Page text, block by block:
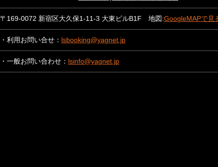
〒169-0072 新宿区大久保1-11-3 大東ビルB1F 地図:GoogleMAPで見
・利用お問い合せ： lsbooking@yagnet.jp
・一般お問い合わせ： lsinfo@yagnet.jp